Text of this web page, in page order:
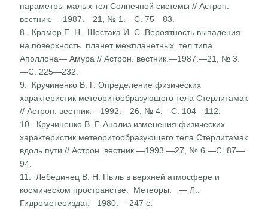
парамет­ры малых тел Солнечной системы // Астрон.
вестник.— 1987.—21, № 1.—С. 75—83.
8. Крамер Е. Н., Шестака И. С. Вероятность выпадения
на поверхность планет межпланетных тел типа
Аполлона— Амура // Астрон. вестник.—1987.—21, № 3.
—С. 225—232.
9. Кручиненко В. Г. Определение физических
характеристик метеоритообразующего тела Стерлитамак
// Астрон. вест­ник.—1992.—26, № 4.—С. 104—112.
10. Кручиненко В. Г. Анализ изменения физических
характе­ристик метеоритообразующего тела Стерлитамак
вдоль пу­ти // Астрон. вестник.—1993.—27, № 6.—С. 87—
94.
11. Лебединец В. Н. Пыль в верхней атмосфере и
космическом пространстве. Метеоры. — Л.:
Гидрометеоиздат, 1980.— 247 с.